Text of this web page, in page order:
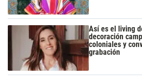
Así es el living
decoración
coloniales y
grabación